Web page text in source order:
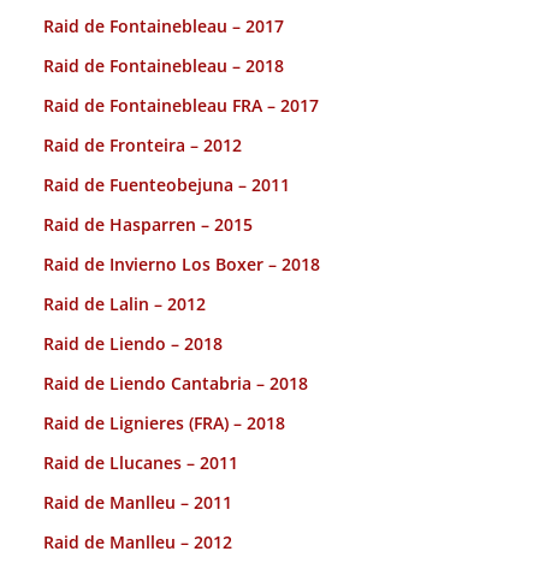
Raid de Fontainebleau – 2017
Raid de Fontainebleau – 2018
Raid de Fontainebleau FRA – 2017
Raid de Fronteira – 2012
Raid de Fuenteobejuna – 2011
Raid de Hasparren – 2015
Raid de Invierno Los Boxer – 2018
Raid de Lalin – 2012
Raid de Liendo – 2018
Raid de Liendo Cantabria – 2018
Raid de Lignieres (FRA) – 2018
Raid de Llucanes – 2011
Raid de Manlleu – 2011
Raid de Manlleu – 2012